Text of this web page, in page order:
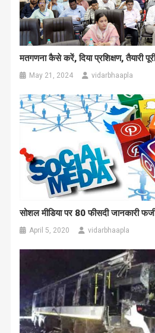
मतगणना कैसे करें, दिया प्रशिक्षण, तैयारी
May 21, 2024 vidarbhaapla
सोशल मीडिया पर 80 फीसदी जानकारी
April 5, 2020 vidarbhaapla